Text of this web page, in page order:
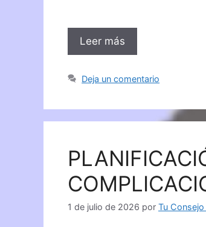
Leer más
Deja un comentario
1 de julio de 2026 por Tu